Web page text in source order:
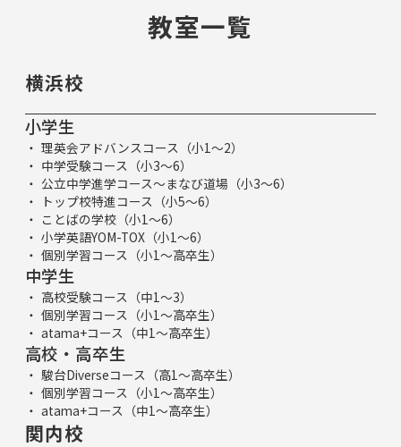
教室一覧
横浜校
小学生
理英会アドバンスコース（小1～2）
中学受験コース（小3～6）
公立中学進学コース～まなび道場（小3～6）
トップ校特進コース（小5～6）
ことばの学校（小1～6）
小学英語YOM-TOX（小1～6）
個別学習コース（小1～高卒生）
中学生
高校受験コース（中1～3）
個別学習コース（小1～高卒生）
atama+コース（中1～高卒生）
高校・高卒生
駿台Diverseコース（高1～高卒生）
個別学習コース（小1～高卒生）
atama+コース（中1～高卒生）
関内校